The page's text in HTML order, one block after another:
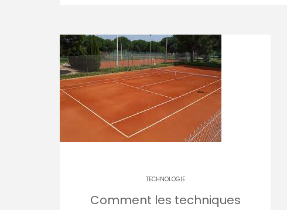
TECHNOLOGIE
Comment les techniques